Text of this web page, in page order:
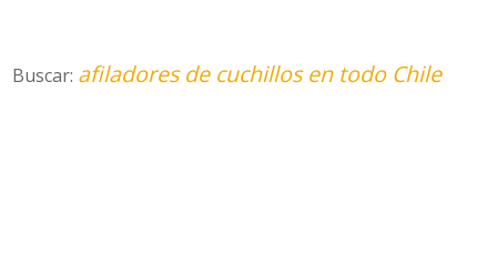
Buscar: afiladores de cuchillos en todo Chile